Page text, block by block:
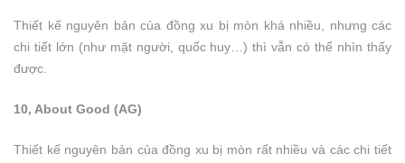
Thiết kế nguyên bản của đồng xu bị mòn khá nhiều, nhưng các
chi tiết lớn (như mặt người, quốc huy…) thì vẫn có thể nhìn thấy
được.
10, About Good (AG)
Thiết kế nguyên bản của đồng xu bị mòn rất nhiều và các chi tiết